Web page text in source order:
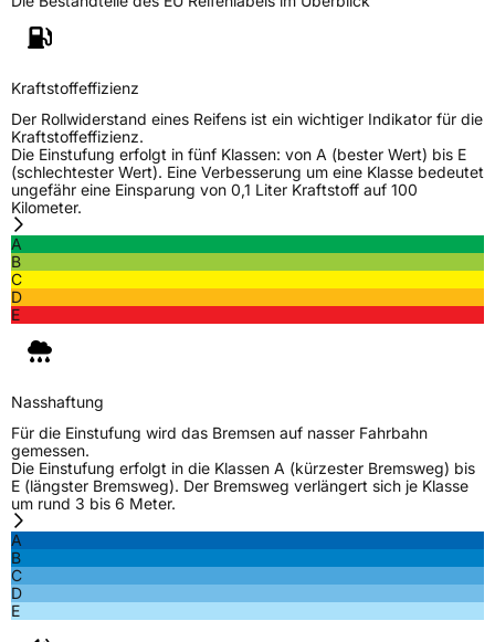
Kraftstoffeffizienz
Der Rollwiderstand eines Reifens ist ein wichtiger Indikator für die
Kraftstoffeffizienz.
Die Einstufung erfolgt in fünf Klassen: von A (bester Wert) bis E
(schlechtester Wert). Eine Verbesserung um eine Klasse bedeutet
ungefähr eine Einsparung von 0,1 Liter Kraftstoff auf 100
Kilometer.
A
B
C
D
E
Nasshaftung
Für die Einstufung wird das Bremsen auf nasser Fahrbahn
gemessen.
Die Einstufung erfolgt in die Klassen A (kürzester Bremsweg) bis
E (längster Bremsweg). Der Bremsweg verlängert sich je Klasse
um rund 3 bis 6 Meter.
A
B
C
D
E